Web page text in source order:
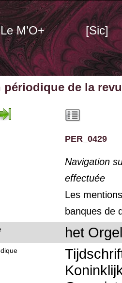
Le M’O+ [Sic]
périodique de la
PER_0429
Navigation
effectuée
Les
banques de
het Orgel